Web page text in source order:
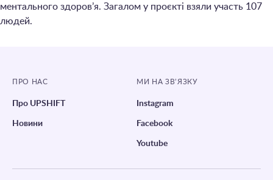
ментального здоров’я. Загалом у проєкті взяли участь 107
людей.
ПРО НАС
Про UPSHIFT
Новини
МИ НА ЗВ’ЯЗКУ
Instagram
Facebook
Youtube